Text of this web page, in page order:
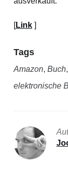
[Link]
Tags
Amazon, Buch,
elektronische